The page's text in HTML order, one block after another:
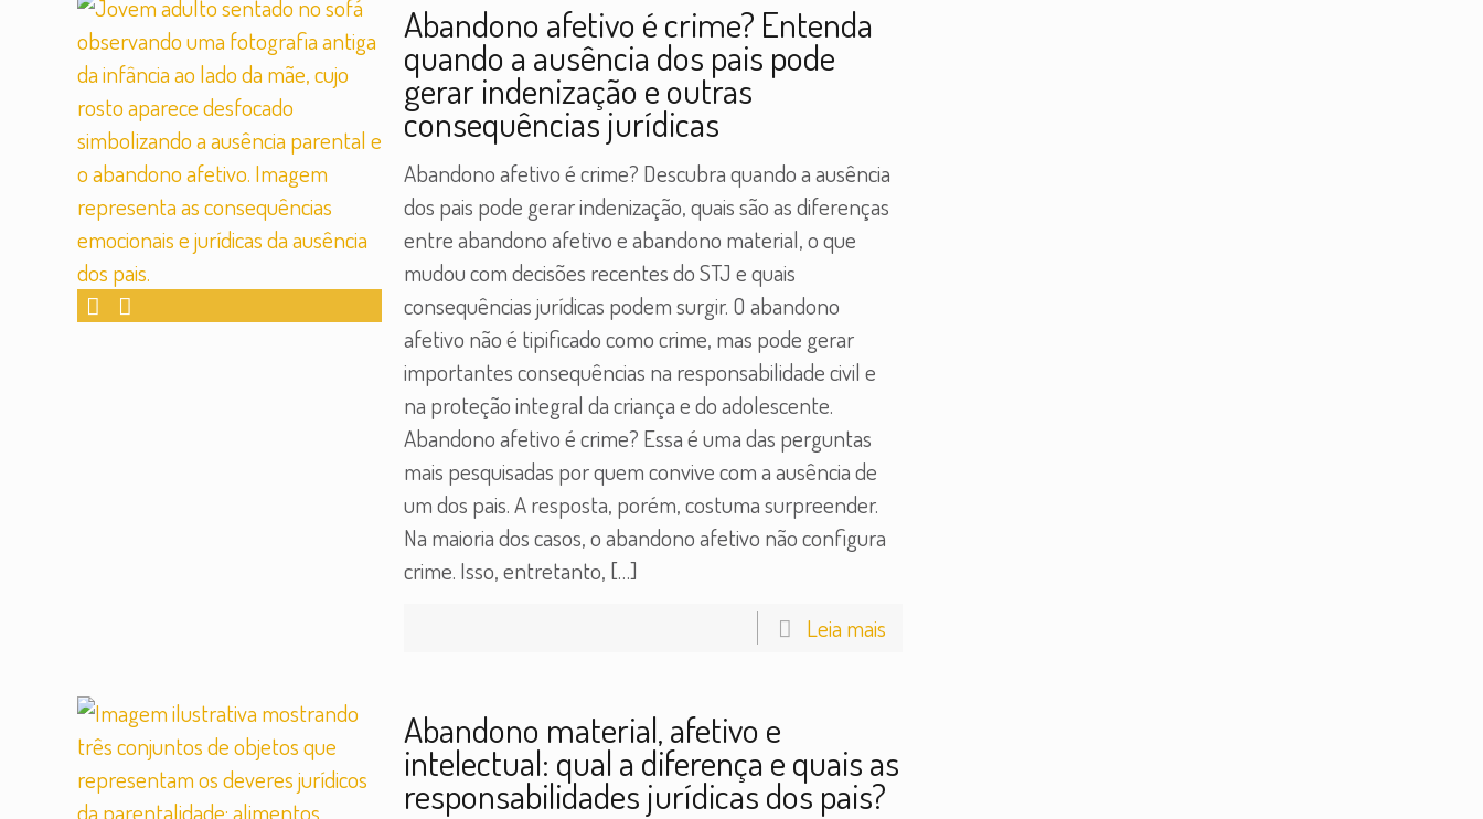
Abandono afetivo é crime? Entenda
quando a ausência dos pais pode
gerar indenização e outras
consequências jurídicas
Abandono afetivo é crime? Descubra quando a ausência
dos pais pode gerar indenização, quais são as diferenças
entre abandono afetivo e abandono material, o que
mudou com decisões recentes do STJ e quais
consequências jurídicas podem surgir. O abandono
afetivo não é tipificado como crime, mas pode gerar
importantes consequências na responsabilidade civil e
na proteção integral da criança e do adolescente.
Abandono afetivo é crime? Essa é uma das perguntas
mais pesquisadas por quem convive com a ausência de
um dos pais. A resposta, porém, costuma surpreender.
Na maioria dos casos, o abandono afetivo não configura
crime. Isso, entretanto, […]
Leia mais
Abandono material, afetivo e
intelectual: qual a diferença e quais as
responsabilidades jurídicas dos pais?